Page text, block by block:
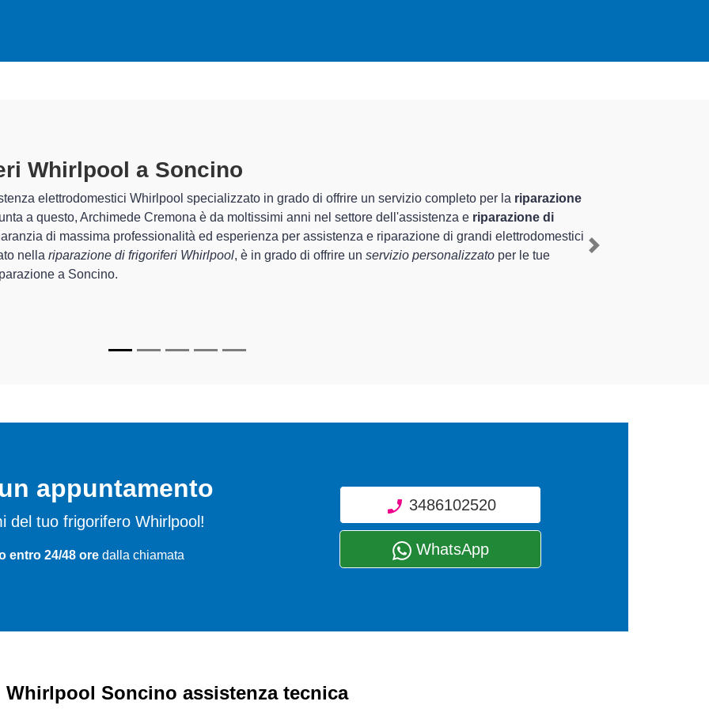
Whirlpool A Soncino
Cremona sono in grado di garantire al cliente esperienza pluriennale nel territorio di Soncino e provincia per
e lariparazione del tuo frigorifero Whirlpool a Soncino, mediante il ripristino rapido del corretto
di Archimede Cremona sono in grado di fornire interventi di diverse tipologie sugli elettrodomestici da
funzionanti e durare a lungo nel tempo.
Next
appuntamento
del tuo frigorifero Whirlpool!
entro 24/48 ore dalla chiamata
3486102520
WhatsApp
Whirlpool Soncino assistenza tecnica